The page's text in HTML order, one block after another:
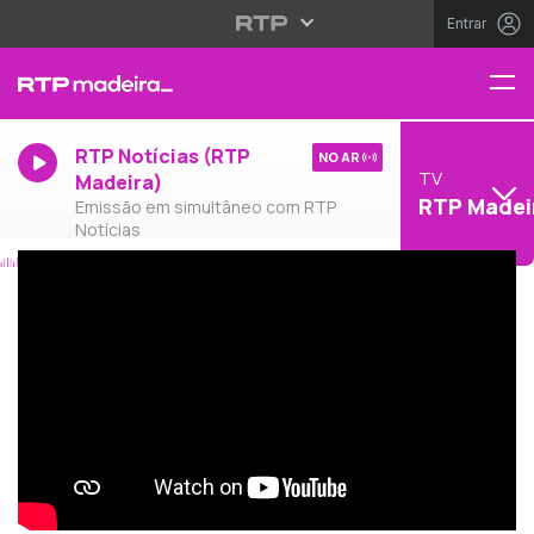
Entrar
RTP Notícias (RTP
Madeira)
Emissão em simultâneo com RTP
Notícias
NO AR
TV
RTP